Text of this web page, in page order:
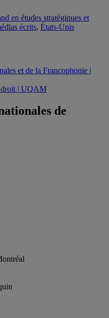
en études stratégiques et
écrits, États-Unis
de